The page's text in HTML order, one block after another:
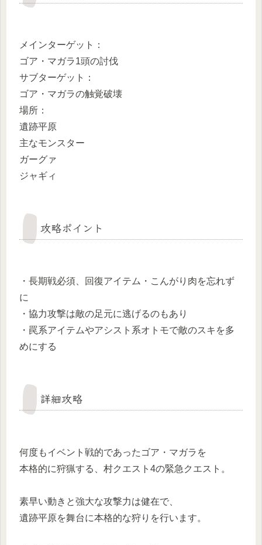
メインターゲット：
ゴア・マガラ1頭の討伐
サブターゲット：
ゴア・マガラの触覚破壊
場所：
遺跡平原
主なモンスター
ガーグァ
ジャギィ
攻略ポイント
・長期戦必須、回復アイテム・こんがり肉を忘れず
に
・協力攻撃は敵の足元に逃げるのもあり
・罠系アイテムやアシスト系オトモで敵のスキを多
めにする
詳細攻略
何度もイベント戦的であったゴア・マガラを
本格的に狩猟する、村クエスト4の緊急クエスト。
素早い動きと強大な攻撃力は健在で、
遺跡平原を舞台に本格的な狩りを行います。